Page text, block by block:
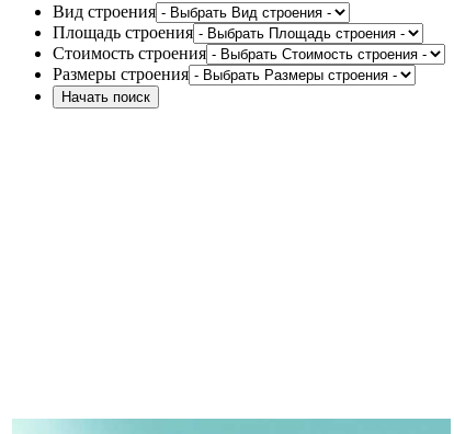
Вид строения
Площадь строения
Стоимость строения
Размеры строения